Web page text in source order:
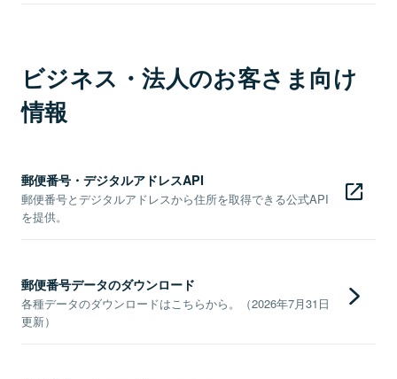
ビジネス・法人のお客さま向け
情報
郵便番号・デジタルアドレスAPI
郵便番号とデジタルアドレスから住所を取得できる公式API
を提供。
郵便番号データのダウンロード
各種データのダウンロードはこちらから。（2026年7月31日
更新）